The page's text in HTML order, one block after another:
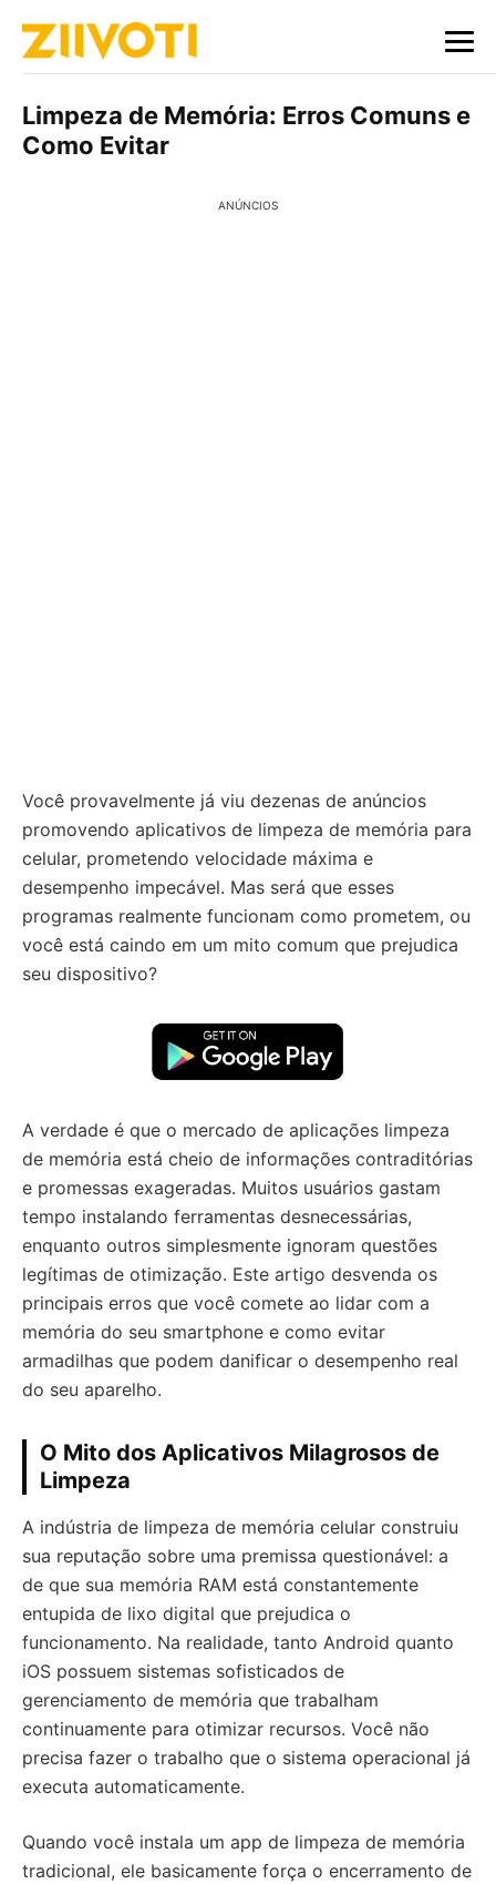
Limpeza de Memória: Erros Comuns e
Como Evitar
ANÚNCIOS
Você provavelmente já viu dezenas de anúncios
promovendo aplicativos de limpeza de memória para
celular, prometendo velocidade máxima e
desempenho impecável. Mas será que esses
programas realmente funcionam como prometem, ou
você está caindo em um mito comum que prejudica
seu dispositivo?
A verdade é que o mercado de aplicações limpeza
de memória está cheio de informações contraditórias
e promessas exageradas. Muitos usuários gastam
tempo instalando ferramentas desnecessárias,
enquanto outros simplesmente ignoram questões
legítimas de otimização. Este artigo desvenda os
principais erros que você comete ao lidar com a
memória do seu smartphone e como evitar
armadilhas que podem danificar o desempenho real
do seu aparelho.
O Mito dos Aplicativos Milagrosos de
Limpeza
A indústria de limpeza de memória celular construiu
sua reputação sobre uma premissa questionável: a
de que sua memória RAM está constantemente
entupida de lixo digital que prejudica o
funcionamento. Na realidade, tanto Android quanto
iOS possuem sistemas sofisticados de
gerenciamento de memória que trabalham
continuamente para otimizar recursos. Você não
precisa fazer o trabalho que o sistema operacional já
executa automaticamente.
Quando você instala um app de limpeza de memória
tradicional, ele basicamente força o encerramento de